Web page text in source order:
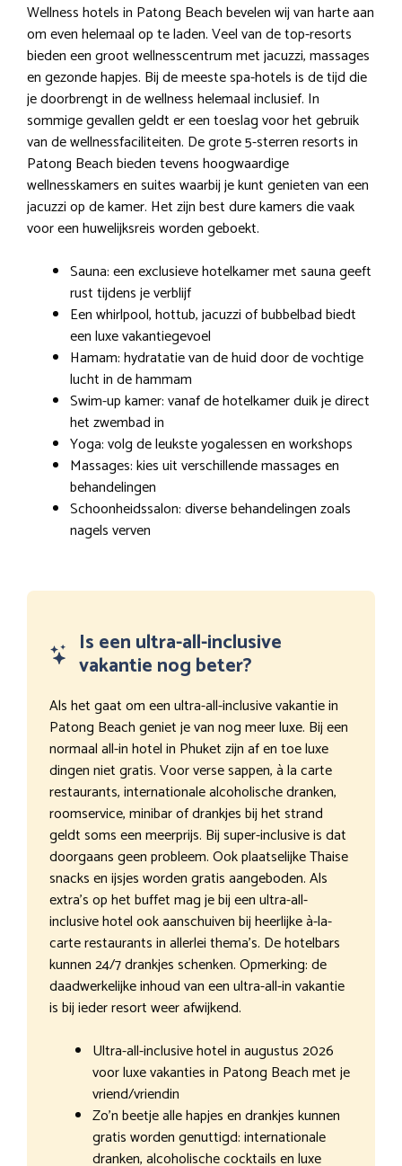
Wellness hotels in Patong Beach bevelen wij van harte aan
om even helemaal op te laden. Veel van de top-resorts
bieden een groot wellnesscentrum met jacuzzi, massages
en gezonde hapjes. Bij de meeste spa-hotels is de tijd die
je doorbrengt in de wellness helemaal inclusief. In
sommige gevallen geldt er een toeslag voor het gebruik
van de wellnessfaciliteiten. De grote 5-sterren resorts in
Patong Beach bieden tevens hoogwaardige
wellnesskamers en suites waarbij je kunt genieten van een
jacuzzi op de kamer. Het zijn best dure kamers die vaak
voor een huwelijksreis worden geboekt.
Sauna: een exclusieve hotelkamer met sauna geeft
rust tijdens je verblijf
Een whirlpool, hottub, jacuzzi of bubbelbad biedt
een luxe vakantiegevoel
Hamam: hydratatie van de huid door de vochtige
lucht in de hammam
Swim-up kamer: vanaf de hotelkamer duik je direct
het zwembad in
Yoga: volg de leukste yogalessen en workshops
Massages: kies uit verschillende massages en
behandelingen
Schoonheidssalon: diverse behandelingen zoals
nagels verven
Is een ultra-all-inclusive
vakantie nog beter?
Als het gaat om een ultra-all-inclusive vakantie in
Patong Beach geniet je van nog meer luxe. Bij een
normaal all-in hotel in Phuket zijn af en toe luxe
dingen niet gratis. Voor verse sappen, à la carte
restaurants, internationale alcoholische dranken,
roomservice, minibar of drankjes bij het strand
geldt soms een meerprijs. Bij super-inclusive is dat
doorgaans geen probleem. Ook plaatselijke Thaise
snacks en ijsjes worden gratis aangeboden. Als
extra’s op het buffet mag je bij een ultra-all-
inclusive hotel ook aanschuiven bij heerlijke à-la-
carte restaurants in allerlei thema’s. De hotelbars
kunnen 24/7 drankjes schenken. Opmerking: de
daadwerkelijke inhoud van een ultra-all-in vakantie
is bij ieder resort weer afwijkend.
Ultra-all-inclusive hotel in augustus 2026
voor luxe vakanties in Patong Beach met je
vriend/vriendin
Zo’n beetje alle hapjes en drankjes kunnen
gratis worden genuttigd: internationale
dranken, alcoholische cocktails en luxe